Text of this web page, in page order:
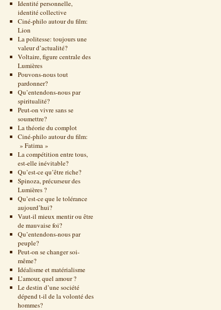
Identité personnelle,
identité collective
Ciné-philo autour du film:
Lion
La politesse: toujours une
valeur d’actualité?
Voltaire, figure centrale des
Lumières
Pouvons-nous tout
pardonner?
Qu’entendons-nous par
spiritualité?
Peut-on vivre sans se
soumettre?
La théorie du complot
Ciné-philo autour du film:
» Fatima »
La compétition entre tous,
est-elle inévitable?
Qu’est-ce qu’être riche?
Spinoza, précurseur des
Lumières ?
Qu’est-ce que le tolérance
aujourd’hui?
Vaut-il mieux mentir ou être
de mauvaise foi?
Qu’entendons-nous par
peuple?
Peut-on se changer soi-
même?
Idéalisme et matérialisme
L’amour, quel amour ?
Le destin d’une société
dépend t-il de la volonté des
hommes?